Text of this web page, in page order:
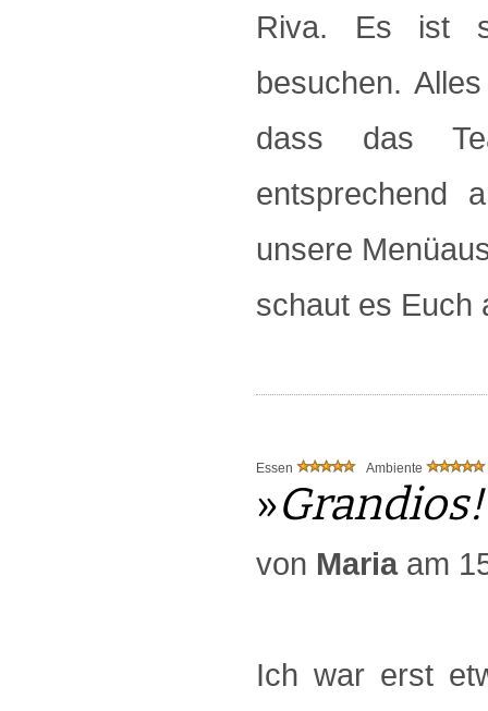
Riva. Es ist
besuchen.
dass das
entsprechend
unsere
schaut es Euch
Essen Ambiente
»
von Mariaam
Ich war erst